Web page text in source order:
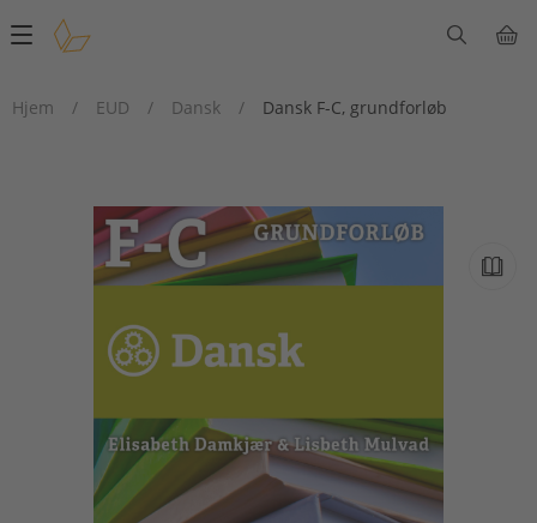
Main
Hjem
/ EUD / Dansk / Dansk F-C, grundforløb